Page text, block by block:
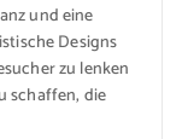
und eine
Designs
zu lenken
schaffen, die